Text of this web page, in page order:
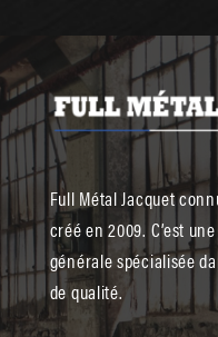
Full Métal Jacquet
créé en 2009. C’est
générale spécialisée
de qualité.